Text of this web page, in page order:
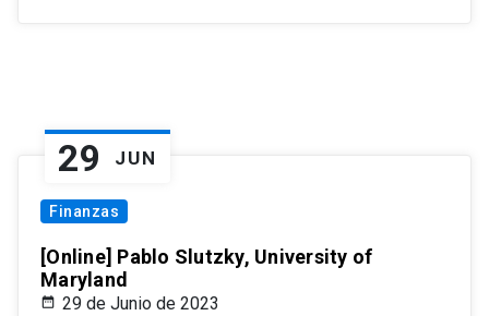
29 JUN
Finanzas
[Online] Pablo Slutzky, University of
Maryland
29 de Junio de 2023